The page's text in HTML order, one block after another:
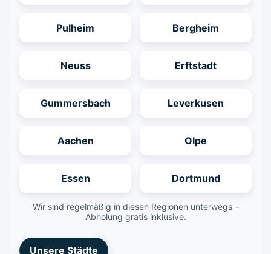
Pulheim Bergheim
Neuss Erftstadt
Gummersbach Leverkusen
Aachen Olpe
Essen Dortmund
Wir sind regelmäßig in diesen Regionen unterwegs –
Abholung gratis inklusive.
Unsere Städte